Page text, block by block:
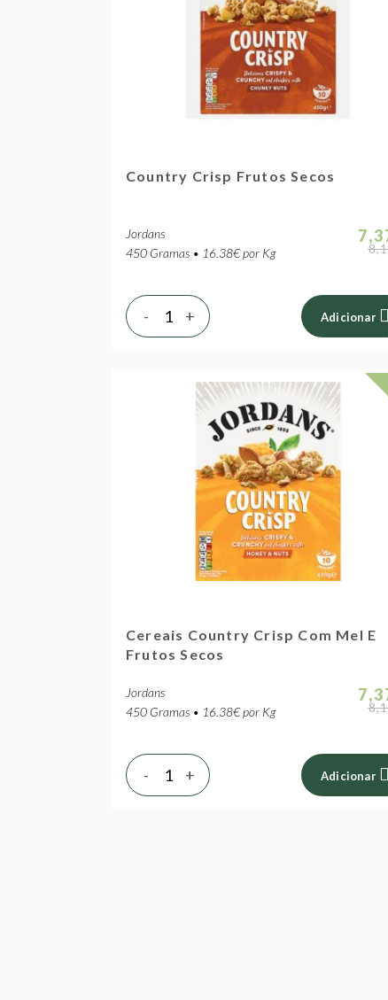
Country Crisp Frutos Secos
Jordans
450 Gramas • 16.38€ por Kg
+
- Adicionar
Cereais Country Crisp Com Mel E
Frutos Secos
Jordans
450 Gramas • 16.38€ por Kg
+
- Adicionar